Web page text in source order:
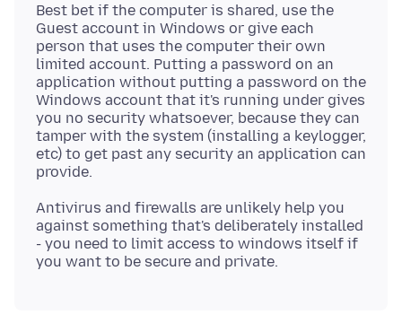
Best bet if the computer is shared, use the
Guest account in Windows or give each
person that uses the computer their own
limited account. Putting a password on an
application without putting a password on the
Windows account that it's running under gives
you no security whatsoever, because they can
tamper with the system (installing a keylogger,
etc) to get past any security an application can
Antivirus and firewalls are unlikely help you
against something that's deliberately installed
- you need to limit access to windows itself if